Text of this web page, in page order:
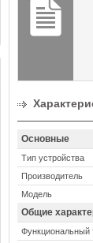
Основные
Тип устройства
Производитель
Модель
Общие
Функциональный